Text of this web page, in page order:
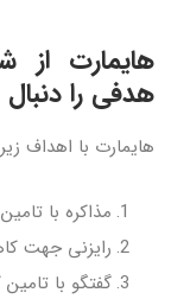
هایمارت از
هدفی را
هایمارت با اهداف
مذاکره با
رایزنی جهت
گفتگو با